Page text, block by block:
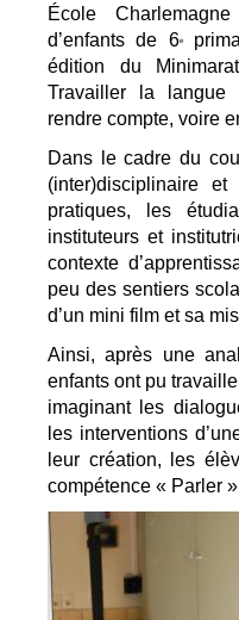
École Charlemagne
d’enfants de 6e
édition du
Travailler la langue
rendre compte, voire
Dans le cadre du
(inter)disciplinaire
pratiques, les
instituteurs et
contexte
peu des sentiers
d’un mini film et sa
Ainsi, après une
enfants ont pu
imaginant les
les interventions
leur création, les
compétence « Parler